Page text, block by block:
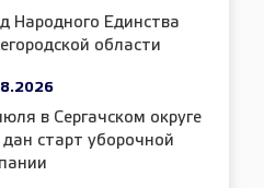
Народного Единства
области
в Сергачском округе
старт уборочной